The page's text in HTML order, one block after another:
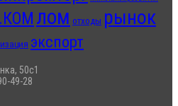
лом отходы рынок
экспорт
50с1
49-28